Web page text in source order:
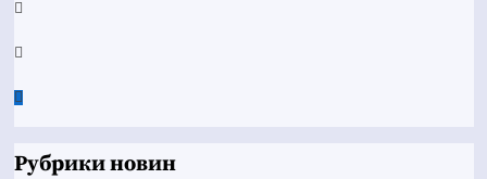
Instagram
Twitter
Google
Рубрики новин